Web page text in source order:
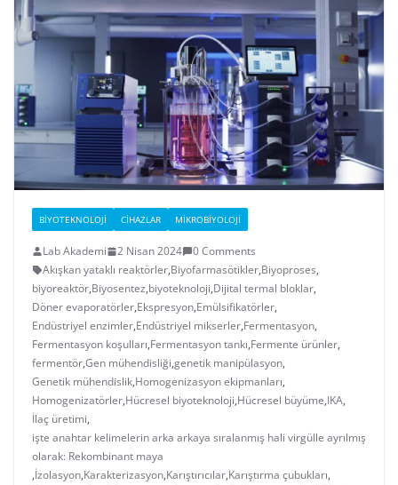
BIYOTEKNOLOJI CIHAZLAR MIKROBIYOLOJI
Lab Akademi 2 Nisan 2024
0 Comments
Akışkan yataklı reaktörler,Biyofarmasötikler,Biyoproses,
biyoreaktör,Biyosentez,biyoteknoloji,Dijital termal bloklar,
Döner evaporatörler,Ekspresyon,Emülsifikatörler,
Endüstriyel enzimler,Endüstriyel mikserler,Fermentasyon,
Fermentasyon koşulları,Fermentasyon tankı,Fermente ürünler,
fermentör,Gen mühendisliği,genetik manipülasyon,
Genetik mühendislik,Homogenizasyon ekipmanları,
Homogenizatörler,Hücresel biyoteknoloji,Hücresel büyüme,IKA,
İlaç üretimi,
işte anahtar kelimelerin arka arkaya sıralanmış hali virgülle ayrılmış
olarak: Rekombinant maya
,İzolasyon,Karakterizasyon,Karıştırıcılar,Karıştırma çubukları,